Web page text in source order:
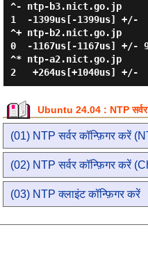
^- ntp-b3.nict.go.jp
1  -1399us[-1399us] +/-
^+ ntp-b2.nict.go.jp
0  -1167us[-1167us] +/-
^* ntp-a2.nict.go.jp
Ubuntu 24.04 : NTP सर्वर
(01) NTP सर्वर कॉन्फ़िगर करें
(02) NTP सर्वर कॉन्फ़िगर करें
(03) NTP क्लाइंट कॉन्फ़िगर करें